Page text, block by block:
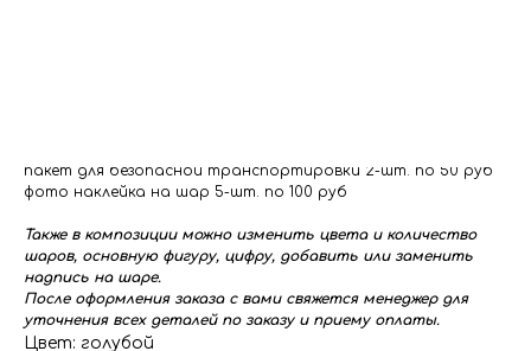
пакет для безопасной транспортировки 2-шт. по 50 руб
фото наклейка на шар 5-шт. по 100 руб
Также в композиции можно изменить цвета и количество
шаров, основную фигуру, цифру, добавить или заменить
надпись на шаре.
После оформления заказа с вами свяжется менеджер для
уточнения всех деталей по заказу и приему оплаты.
Цвет: голубой